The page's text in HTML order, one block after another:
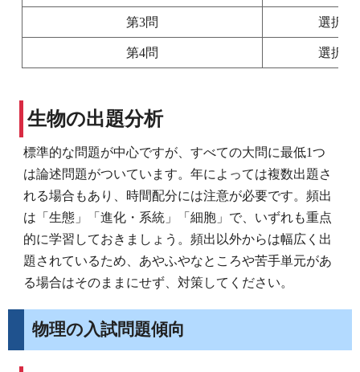
第3問 選択・
第4問 選択・
生物の出題分析
標準的な問題が中心ですが、すべての大問に最低1つ
は論述問題がついています。年によっては複数出題さ
れる場合もあり、時間配分には注意が必要です。頻出
は「生態」「進化・系統」「細胞」で、いずれも重点
的に学習しておきましょう。頻出以外からは幅広く出
題されているため、あやふやなところや苦手単元があ
る場合はそのままにせず、対策してください。
物理の入試問題傾向